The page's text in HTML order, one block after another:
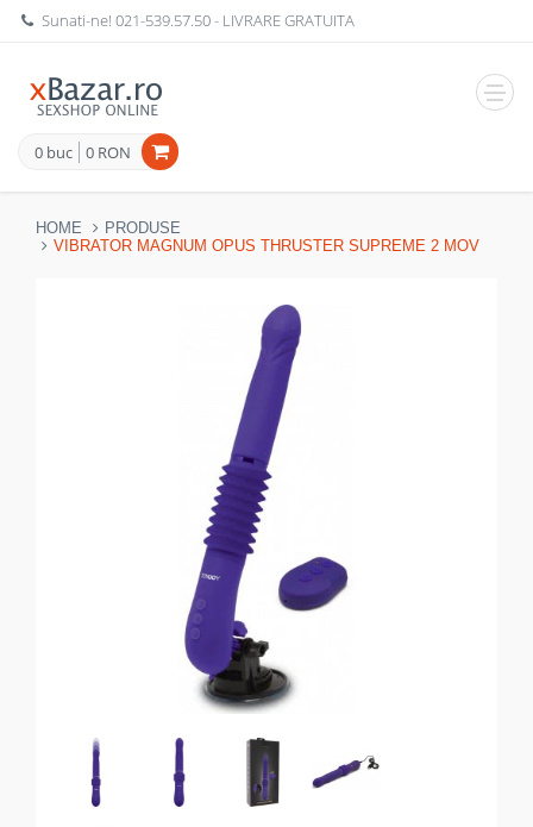
Sunati-ne!021-539.57.50- LIVRARE GRATUITA
0 buc 0 RON
HOME
PRODUSE
VIBRATOR MAGNUM OPUS THRUSTER SUPREME 2 MOV